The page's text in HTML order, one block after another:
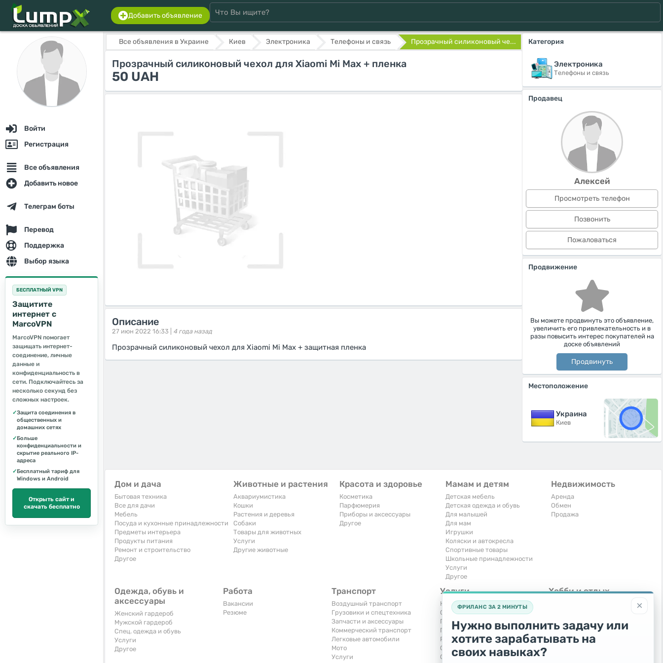
Добавить объявление
Войти
Регистрация
Все объявления
Добавить новое
Телеграм боты
Перевод
Поддержка
Выбор языка
БЕСПЛАТНЫЙ VPN
Защитите
интернет с
MarcoVPN
MarcoVPN помогает
защищать интернет-
соединение, личные
данные и
конфиденциальность в
сети. Подключайтесь за
несколько секунд без
сложных настроек.
✓Защита соединения в
общественных и
домашних сетях
✓Больше
конфиденциальности и
скрытие реального IP-
адреса
✓Бесплатный тариф для
Windows и Android
Открыть сайт и
скачать бесплатно
Все объявления в Украине Киев Электроника Телефоны и связь Прозрачный силиконовый че...
Прозрачный силиконовый чехол для Xiaomi Mi Max + пленка
50 UAH
Описание
27 июн 2022 16:33 | 4 года назад
Прозрачный силиконовый чехол для Xiaomi Mi Max + защитная пленка
Категория
Электроника
Телефоны и связь
Продавец
Алексей
Просмотреть телефон
Позвонить
Пожаловаться
Продвижение
Вы можете продвинуть это объявление,
увеличить его привлекательность и в
разы повысить интерес покупателей на
доске объявлений
Продвинуть
Местоположение
Украина
Киев
Дом и дача
Бытовая техника
Все для дачи
Мебель
Посуда и кухонные принадлежности
Предметы интерьера
Продукты питания
Ремонт и строительство
Другое
Животные и растения
Аквариумистика
Кошки
Растения и деревья
Собаки
Товары для животных
Услуги
Другие животные
Красота и здоровье
Косметика
Парфюмерия
Приборы и аксессуары
Другое
Мамам и детям
Детская мебель
Детская одежда и обувь
Для малышей
Для мам
Игрушки
Коляски и автокресла
Спортивные товары
Школьные принадлежности
Услуги
Другое
Недвижимость
Аренда
Обмен
Продажа
Одежда, обувь и
аксессуары
Женский гардероб
Мужской гардероб
Спец. одежда и обувь
Услуги
Другое
Работа
Вакансии
Резюме
Транспорт
Воздушный транспорт
Грузовики и спецтехника
Запчасти и аксессуары
Коммерческий транспорт
Легковые автомобили
Мото
Услуги
Услуги
Компьютеры, интернет
Обучение и репетиторство
Перевозки и транспорт
Праздники и мероприятия
Ремонт и установка техники
Сиделки, горничные
Строительство и ремонт
Хобби и отдых
Спорт и отдых
Другое
×
ФРИЛАНС ЗА 2 МИНУТЫ
Нужно выполнить задачу или
хотите зарабатывать на
своих навыках?